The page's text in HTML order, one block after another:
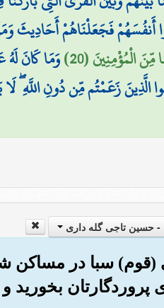
أَنفُسَهُمْ فَجَعَلْنَاهُمْ
الْمُؤْمِنِينَ (20)
وَمَا كَانَ
الَّذِينَ زَعَمْتُم مِّن دُونِ اللَّهِ
حسین تاجی گله داری
(قوم) سبا در
پروردگارتان